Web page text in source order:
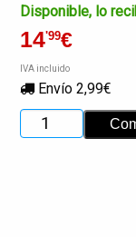
Disponible, lo
14'99€
IVA incluido
Envío 2,99€